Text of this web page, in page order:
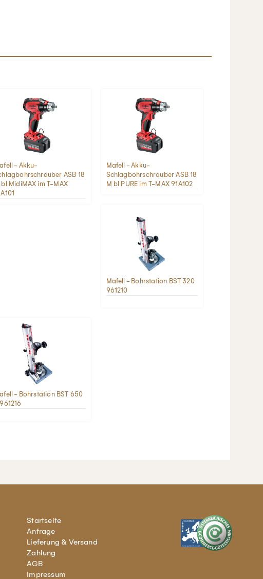
- Akku-
ASB 18
bl MidiMAX im T-MAX
Mafell - Akku-
Schlagbohrschrauber ASB 18
M bl PURE im T-MAX 91A102
Mafell - Bohrstation BST 320
961210
- Bohrstation BST 650
Startseite
Anfrage
Lieferung & Versand
Zahlung
AGB
Impressum